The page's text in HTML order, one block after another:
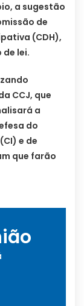
a sugestão
de
(CDH),
lei.
CCJ, que
a
do
e de
que farão